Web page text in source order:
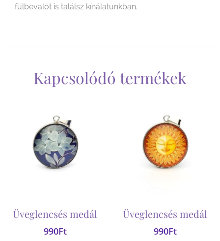
fülbevalót is találsz kínálatunkban.
Kapcsolódó termékek
Üveglencsés medál
990Ft
Üveglencsés medál
990Ft